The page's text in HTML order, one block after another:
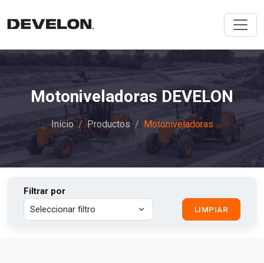
Motoniveladoras DEVELON
Inicio Productos Motoniveladoras
Filtrar por
LIMPIAR